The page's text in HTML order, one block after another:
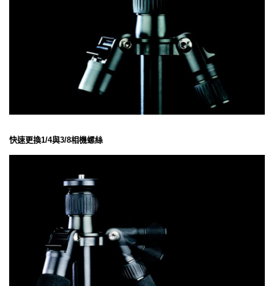
快速更換1/4與3/8相機螺絲